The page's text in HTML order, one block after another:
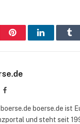
PinterestLinkedIn
Facebook
boerse.de ist
und steht seit